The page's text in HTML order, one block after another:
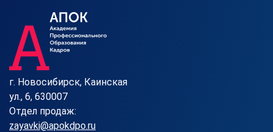
г. Новосибирск, Каинская
ул., 6, 630007
Отдел продаж:
zayavki@apokdpo.ru